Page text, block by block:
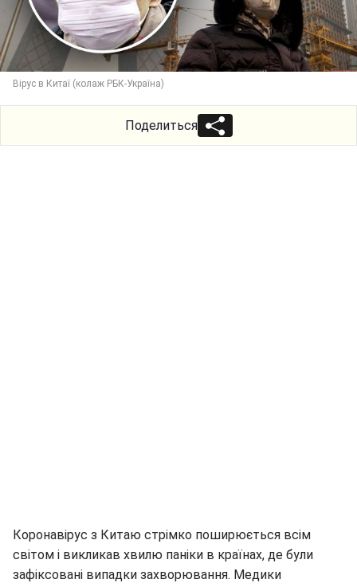
Вірус в Китаї (колаж РБК-Україна)
Поделиться
Коронавірус з Китаю стрімко поширюється всім
світом і викликав хвилю паніки в країнах, де були
зафіксовані випадки захворювання. Медики